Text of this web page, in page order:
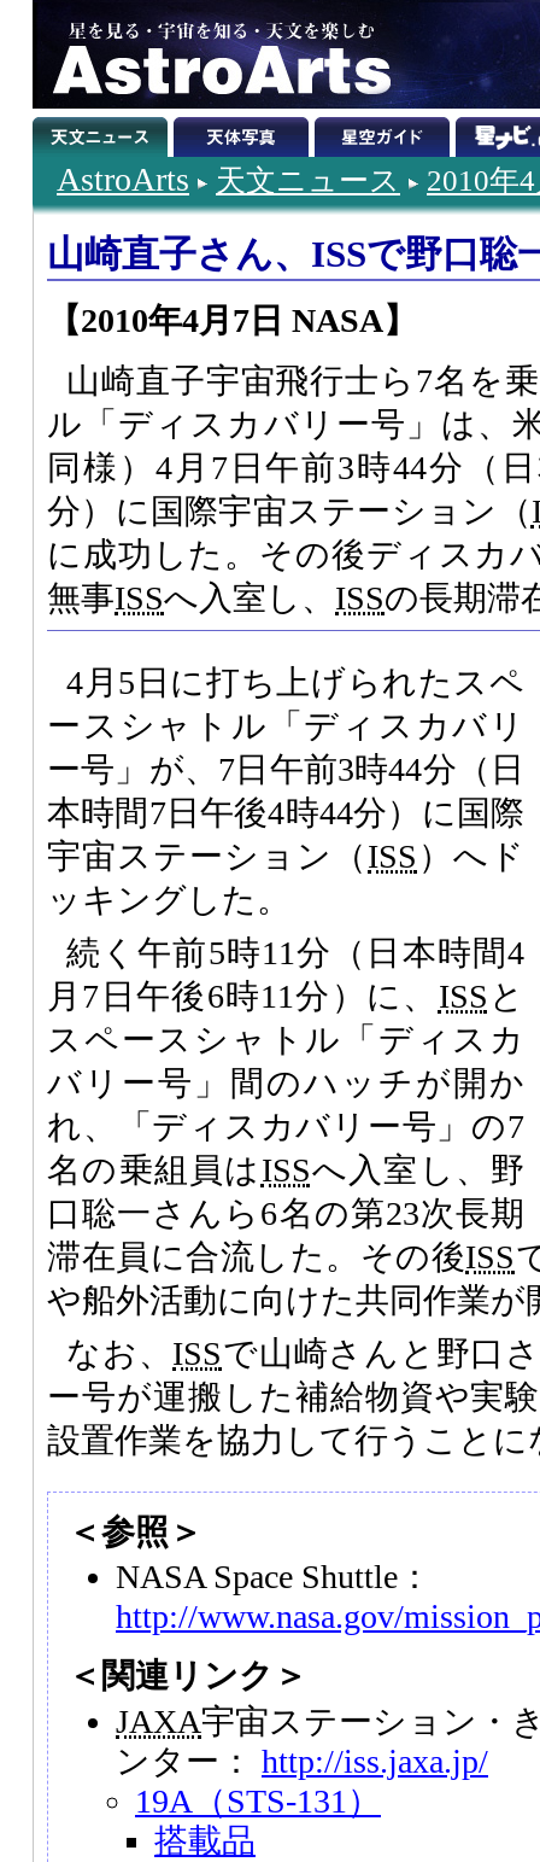
AstroArts 天文ニュース 2010年
山崎直子さん、ISSで野口聡
【2010年4月7日 NASA】
山崎直子宇宙飛行士ら7名を
ル「ディスカバリー号」は、
同様）4月7日午前3時44分（
分）に国際宇宙ステーション（
に成功した。その後ディスカ
無事ISSへ入室し、 ISSの長期滞
4月5日に打ち上げられたスペ
ースシャトル「ディスカバリ
ー号」が、7日午前3時44分（日
本時間7日午後4時44分）に国際
宇宙ステーション（ISS ）へド
ッキングした。
続く午前5時11分（日本時間4
月7日午後6時11分）に、 ISS と
スペースシャトル「ディスカ
バリー号」間のハッチが開か
れ、「ディスカバリー号」の7
名の乗組員はISSへ入室し、野
口聡一さんら6名の第23次長期
滞在員に合流した。その後ISS
や船外活動に向けた共同作業が
なお、 ISSで山崎さんと野口
ー号が運搬した補給物資や実
設置作業を協力して行うこと
＜参照＞
NASA Space Shuttle：
http://www.nasa.gov/
＜関連リンク＞
JAXA宇宙ステーション・
ンター： http://iss.jaxa.jp/
19A（STS-131）
搭載品